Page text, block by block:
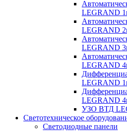
LEGRAND
LEGRAND
LEGRAND
LEGRAND
LEGRAND
LEGRAND
УЗО ВТД
Светотехническое
Светодиодные панели